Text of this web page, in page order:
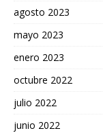
agosto 2023
mayo 2023
enero 2023
octubre 2022
julio 2022
junio 2022